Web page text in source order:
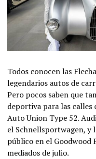
Todos conocen las
legendarios autos de
Pero pocos saben que
deportiva para las
Auto Union Type 52.
el Schnellsportwagen, y
público en el Goodwood
mediados de julio.